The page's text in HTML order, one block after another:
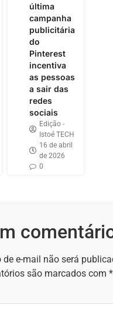
última
campanha
publicitária
do
Pinterest
incentiva
as pessoas
a sair das
redes
sociais
Edição -
Istoé TECH
16 de abril
de 2026
0
de e-mail não será
são marcados com *